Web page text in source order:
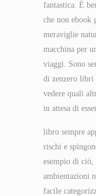
fantastica. È
che non ebook
meraviglie
macchina per
viaggi. Sono
di zenzero libri
vedere quali
in attesa di
libro sempre
rischi e
esempio di ciò,
ambientazioni
facile